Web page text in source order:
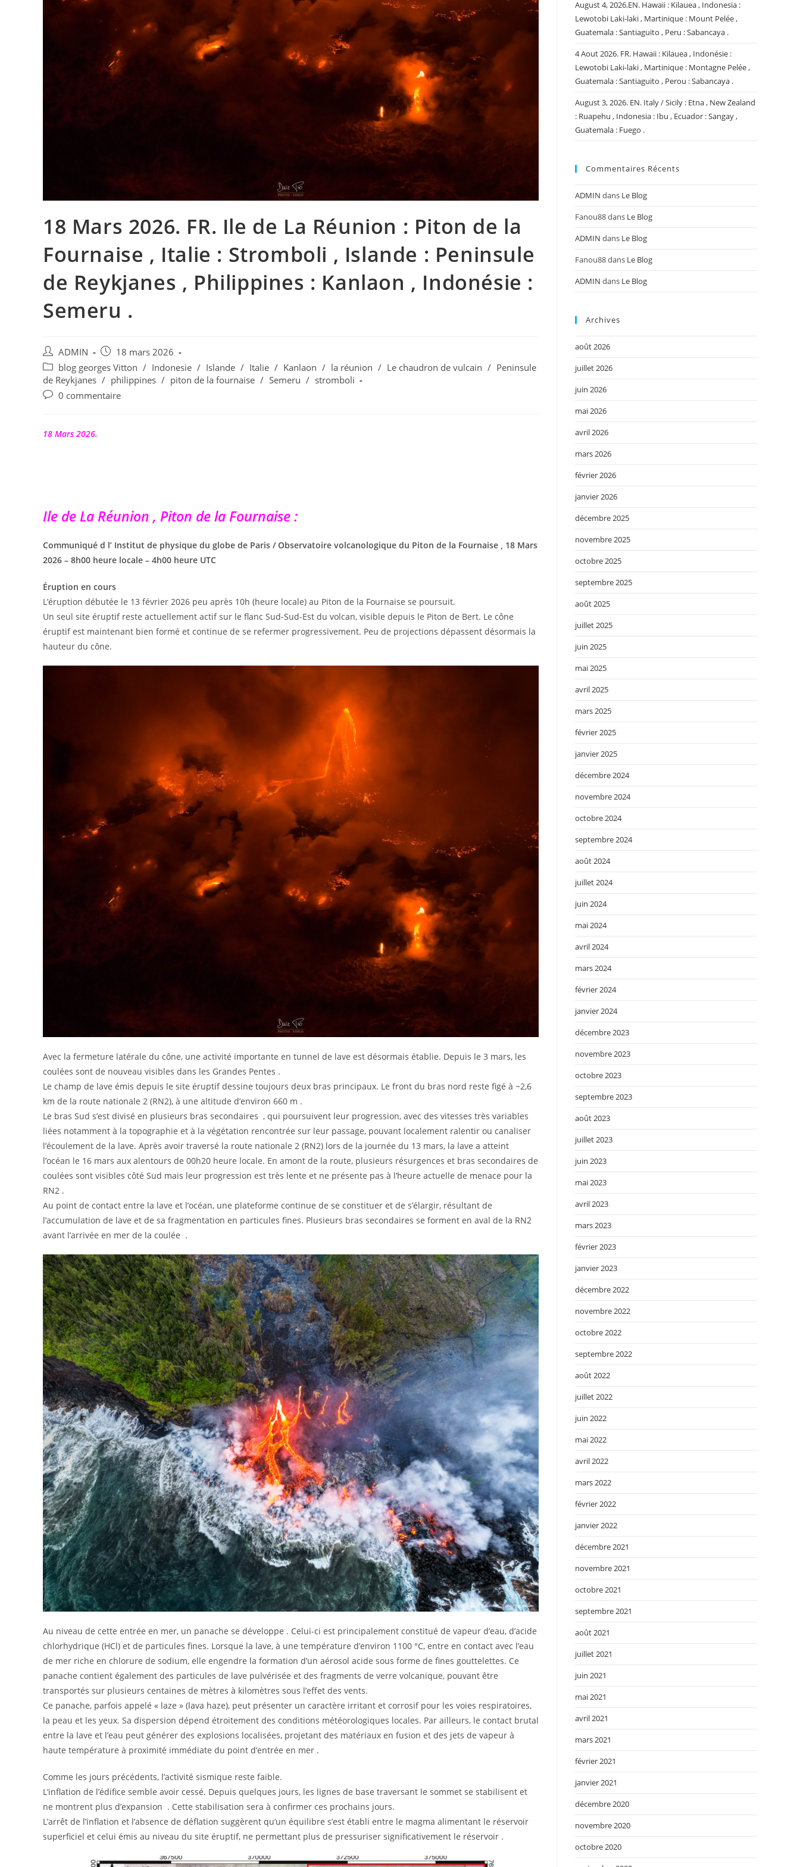
18 Mars 2026. FR. Ile de La Réunion : Piton de la
Fournaise , Italie : Stromboli , Islande : Peninsule
de Reykjanes , Philippines : Kanlaon , Indonésie :
Semeru .
Auteur/autrice
de
la
publication :
ADMIN
Publication
publiée :
18 mars 2026
Post
category:
blog georges Vitton / Indonesie / Islande / Italie / Kanlaon / la réunion / Le chaudron de vulcain / Peninsule
de Reykjanes / philippines / piton de la fournaise / Semeru / stromboli
Commentaires
publication :
0 commentaire
18 Mars 2026.
Ile de La Réunion , Piton de la Fournaise :
Communiqué d l’ Institut de physique du globe de Paris / Observatoire volcanologique du Piton de la Fournaise , 18 Mars
2026 – 8h00 heure locale – 4h00 heure UTC
Éruption en cours
L’éruption débutée le 13 février 2026 peu après 10h (heure locale) au Piton de la Fournaise se poursuit.
Un seul site éruptif reste actuellement actif sur le flanc Sud-Sud-Est du volcan, visible depuis le Piton de Bert. Le cône
éruptif est maintenant bien formé et continue de se refermer progressivement. Peu de projections dépassent désormais la
hauteur du cône.
Avec la fermeture latérale du cône, une activité importante en tunnel de lave est désormais établie. Depuis le 3 mars, les
coulées sont de nouveau visibles dans les Grandes Pentes .
Le champ de lave émis depuis le site éruptif dessine toujours deux bras principaux. Le front du bras nord reste figé à ~2,6
km de la route nationale 2 (RN2), à une altitude d’environ 660 m .
Le bras Sud s’est divisé en plusieurs bras secondaires , qui poursuivent leur progression, avec des vitesses très variables
liées notamment à la topographie et à la végétation rencontrée sur leur passage, pouvant localement ralentir ou canaliser
l’écoulement de la lave. Après avoir traversé la route nationale 2 (RN2) lors de la journée du 13 mars, la lave a atteint
l’océan le 16 mars aux alentours de 00h20 heure locale. En amont de la route, plusieurs résurgences et bras secondaires de
coulées sont visibles côté Sud mais leur progression est très lente et ne présente pas à l’heure actuelle de menace pour la
RN2 .
Au point de contact entre la lave et l’océan, une plateforme continue de se constituer et de s’élargir, résultant de
l’accumulation de lave et de sa fragmentation en particules fines. Plusieurs bras secondaires se forment en aval de la RN2
avant l’arrivée en mer de la coulée .
Au niveau de cette entrée en mer, un panache se développe . Celui-ci est principalement constitué de vapeur d’eau, d’acide
chlorhydrique (HCl) et de particules fines. Lorsque la lave, à une température d’environ 1100 °C, entre en contact avec l’eau
de mer riche en chlorure de sodium, elle engendre la formation d’un aérosol acide sous forme de fines gouttelettes. Ce
panache contient également des particules de lave pulvérisée et des fragments de verre volcanique, pouvant être
transportés sur plusieurs centaines de mètres à kilomètres sous l’effet des vents.
Ce panache, parfois appelé « laze » (lava haze), peut présenter un caractère irritant et corrosif pour les voies respiratoires,
la peau et les yeux. Sa dispersion dépend étroitement des conditions météorologiques locales. Par ailleurs, le contact brutal
entre la lave et l’eau peut générer des explosions localisées, projetant des matériaux en fusion et des jets de vapeur à
haute température à proximité immédiate du point d’entrée en mer .
Comme les jours précédents, l’activité sismique reste faible.
L’inflation de l’édifice semble avoir cessé. Depuis quelques jours, les lignes de base traversant le sommet se stabilisent et
ne montrent plus d’expansion . Cette stabilisation sera à confirmer ces prochains jours.
L’arrêt de l’inflation et l’absence de déflation suggèrent qu’un équilibre s’est établi entre le magma alimentant le réservoir
superficiel et celui émis au niveau du site éruptif, ne permettant plus de pressuriser significativement le réservoir .
August 4, 2026.EN. Hawaii : Kilauea , Indonesia :
Lewotobi Laki-laki , Martinique : Mount Pelée ,
Guatemala : Santiaguito , Peru : Sabancaya .
4 Aout 2026. FR. Hawaii : Kilauea , Indonésie :
Lewotobi Laki-laki , Martinique : Montagne Pelée ,
Guatemala : Santiaguito , Perou : Sabancaya .
August 3, 2026. EN. Italy / Sicily : Etna , New Zealand
: Ruapehu , Indonesia : Ibu , Ecuador : Sangay ,
Guatemala : Fuego .
Commentaires Récents
ADMIN dans Le Blog
Fanou88dans Le Blog
ADMIN dans Le Blog
Fanou88dans Le Blog
ADMIN dans Le Blog
Archives
août 2026
juillet 2026
juin 2026
mai 2026
avril 2026
mars 2026
février 2026
janvier 2026
décembre 2025
novembre 2025
octobre 2025
septembre 2025
août 2025
juillet 2025
juin 2025
mai 2025
avril 2025
mars 2025
février 2025
janvier 2025
décembre 2024
novembre 2024
octobre 2024
septembre 2024
août 2024
juillet 2024
juin 2024
mai 2024
avril 2024
mars 2024
février 2024
janvier 2024
décembre 2023
novembre 2023
octobre 2023
septembre 2023
août 2023
juillet 2023
juin 2023
mai 2023
avril 2023
mars 2023
février 2023
janvier 2023
décembre 2022
novembre 2022
octobre 2022
septembre 2022
août 2022
juillet 2022
juin 2022
mai 2022
avril 2022
mars 2022
février 2022
janvier 2022
décembre 2021
novembre 2021
octobre 2021
septembre 2021
août 2021
juillet 2021
juin 2021
mai 2021
avril 2021
mars 2021
février 2021
janvier 2021
décembre 2020
novembre 2020
octobre 2020